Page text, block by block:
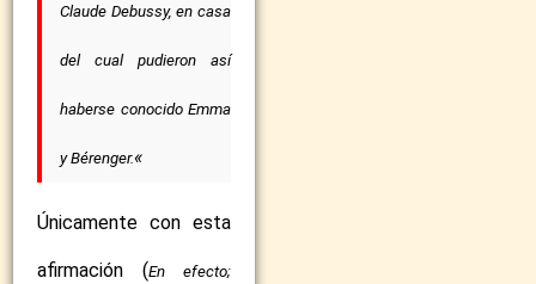
Claude Debussy, en casa
del cual pudieron así
haberse conocido Emma
y Bérenger.«
Únicamente con esta
afirmación (En efecto;